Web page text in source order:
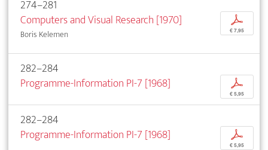
274–281
Computers and Visual Research [1970]
Boris Kelemen
p
€ 7,95
282–284
Programme-Information PI-7 [1968]
p
€ 5,95
282–284
Programme-Information PI-7 [1968]
p
€ 5,95